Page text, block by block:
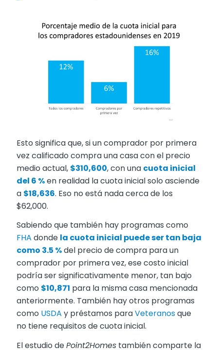
Esto significa que, si un comprador por primera
vez calificado compra una casa con el precio
medio actual, $310,600, con una cuota inicial
del 6 %en realidad la cuota inicial solo asciende
a $18,636. Eso no está nada cerca de los
$62,000.
Sabiendo que también hay programas como
FHA donde la cuota inicial puede ser tan baja
como 3.5 %del precio de compra para un
comprador por primera vez, ese costo inicial
podría ser significativamente menor, tan bajo
como $10,871 para la misma casa mencionada
anteriormente. También hay otros programas
como USDA y préstamos paraVeteranosque
no tiene requisitos de cuota inicial.
El estudio dePoint2Homestambién comparte la